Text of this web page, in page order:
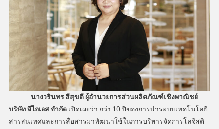
นางวรินทร สีสุขดี ผู้อำนวยการส่วนผลิตภัณฑ์เชิงพาณิชย์
บริษัท จีไอเอส จำกัด เปิดเผยว่า กว่า 10 ปีของการนำระบบเทคโนโลยี
สารสนเทศและการสื่อสารมาพัฒนาใช้ในการบริหารจัดการโลจิสติ